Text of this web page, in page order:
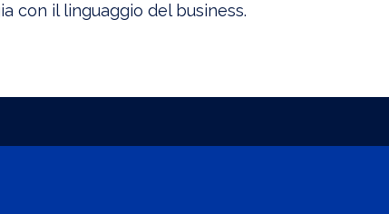
con il linguaggio del business.